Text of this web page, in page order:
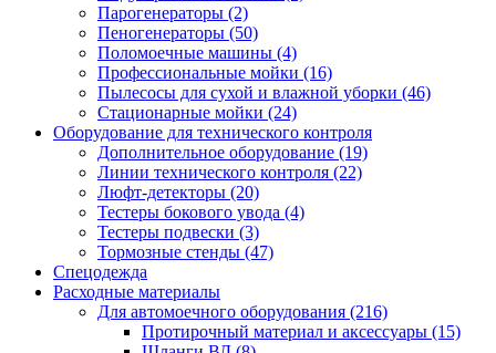
Парогенераторы (2)
Пеногенераторы (50)
Поломоечные машины (4)
Профессиональные мойки (16)
Пылесосы для сухой и влажной уборки (46)
Стационарные мойки (24)
Оборудование для технического контроля
Дополнительное оборудование (19)
Линии технического контроля (22)
Люфт-детекторы (20)
Тестеры бокового увода (4)
Тестеры подвески (3)
Тормозные стенды (47)
Спецодежда
Расходные материалы
Для автомоечного оборудования (216)
Протирочный материал и аксессуары (15)